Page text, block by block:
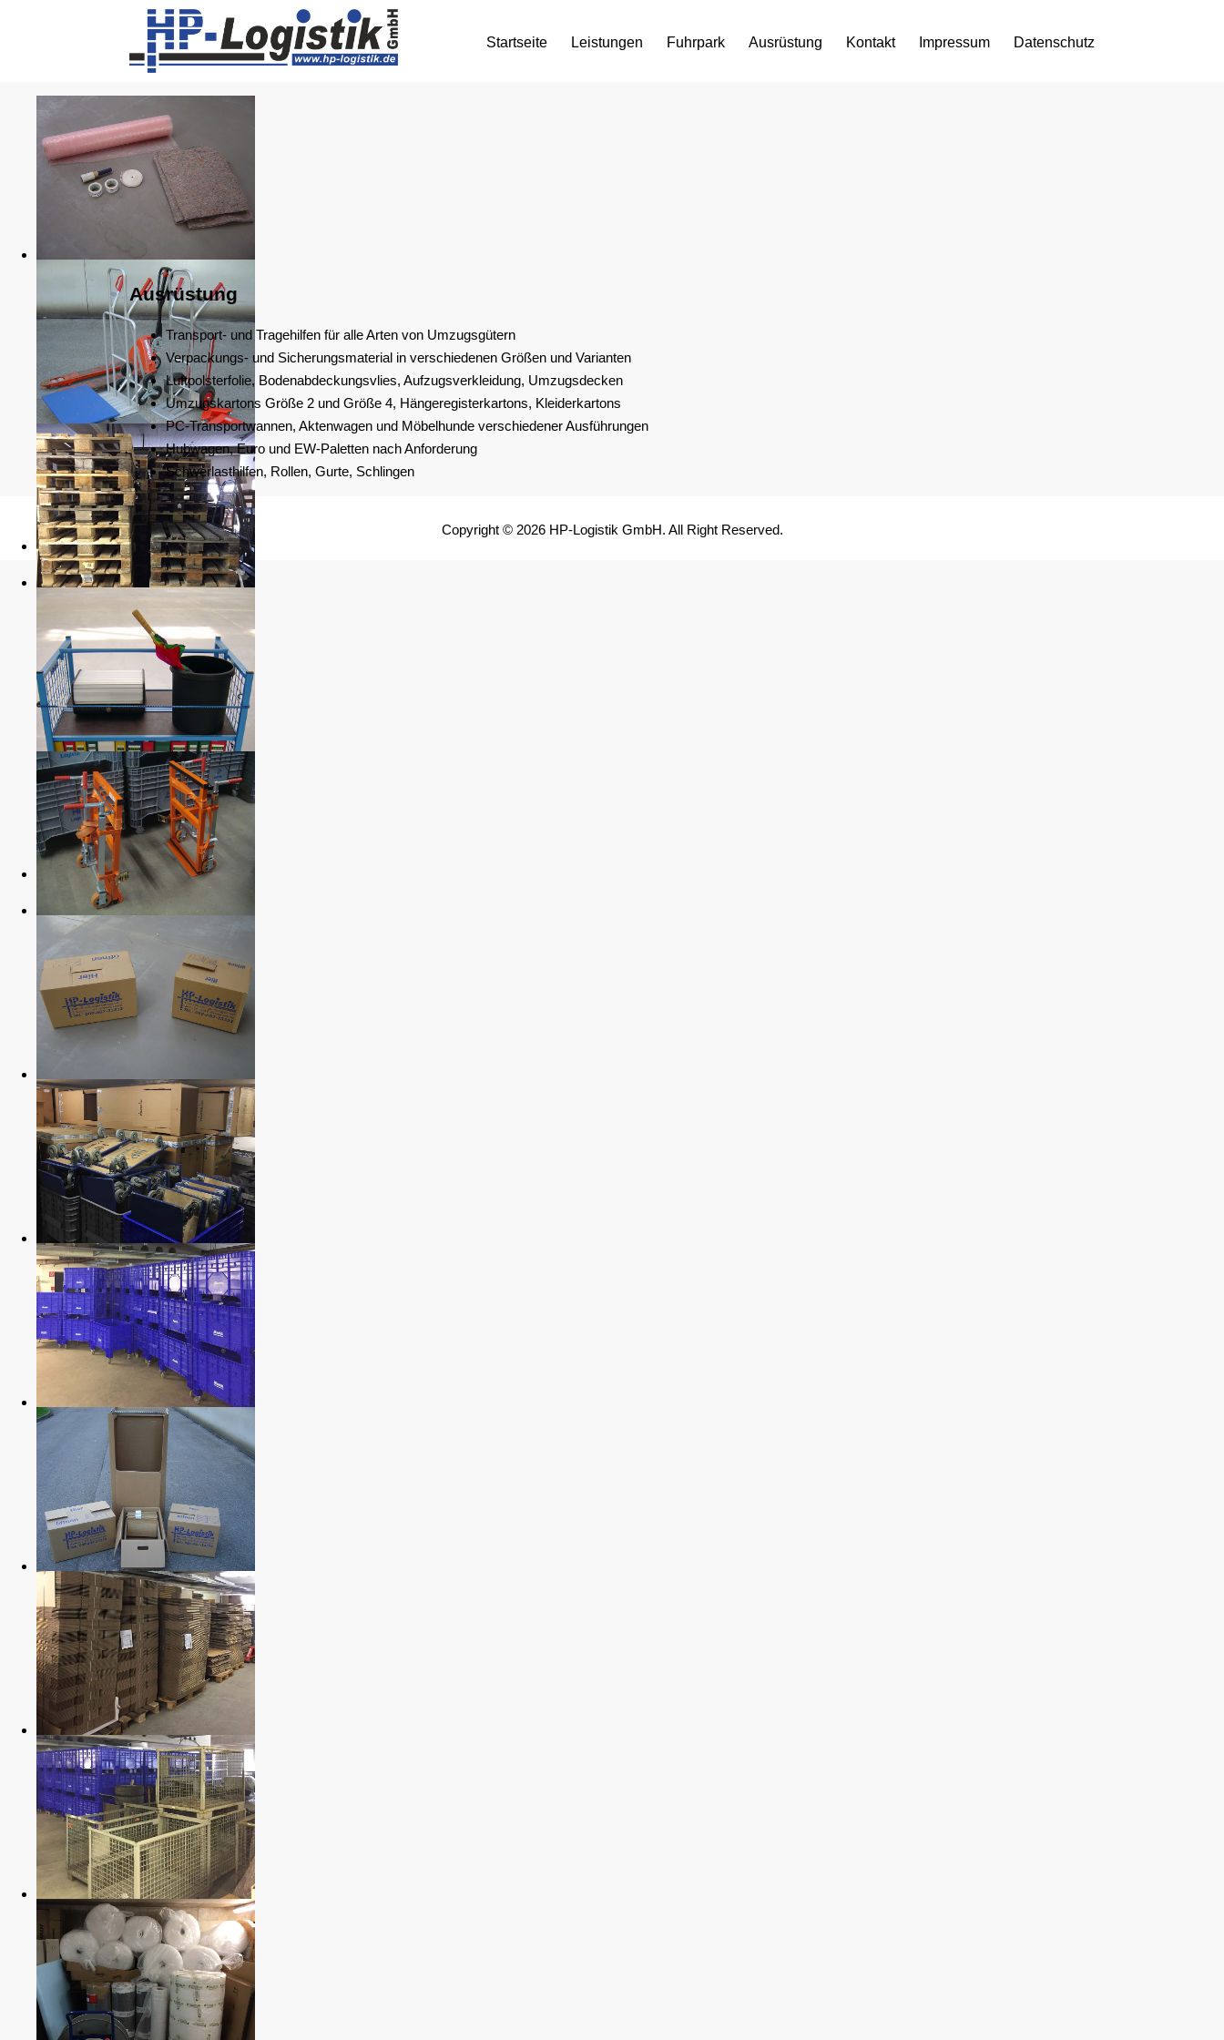
Startseite Leistungen Fuhrpark Ausrüstung Kontakt Impressum Datenschutz
Ausrüstung
Transport- und Tragehilfen für alle Arten von Umzugsgütern
Verpackungs- und Sicherungsmaterial in verschiedenen Größen und Varianten
Luftpolsterfolie, Bodenabdeckungsvlies, Aufzugsverkleidung, Umzugsdecken
Umzugskartons Größe 2 und Größe 4, Hängeregisterkartons, Kleiderkartons
PC-Transportwannen, Aktenwagen und Möbelhunde verschiedener Ausführungen
Hubwagen, Euro und EW-Paletten nach Anforderung
Schwerlasthilfen, Rollen, Gurte, Schlingen
Copyright © 2026 HP-Logistik GmbH. All Right Reserved.